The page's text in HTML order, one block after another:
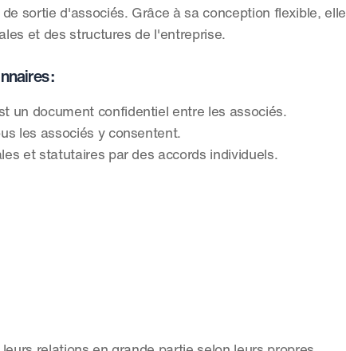
sortie d'associés. Grâce à sa conception flexible, elle
et des structures de l'entreprise.
:
un document confidentiel entre les associés.
les associés y consentent.
et statutaires par des accords individuels.